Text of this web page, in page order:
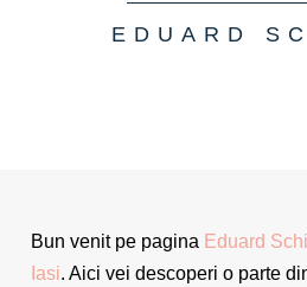
EDUARD
Bun venit pe pagina Eduard
Iasi. Aici vei descoperi o parte